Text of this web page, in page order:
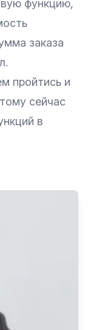
функцию,
заказа
пройтись и
сейчас
в